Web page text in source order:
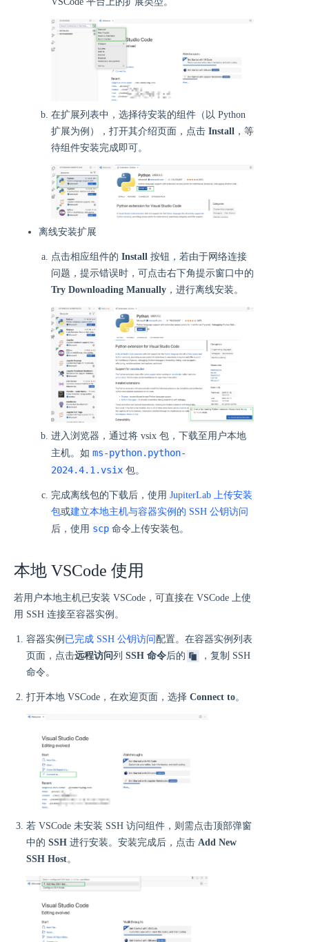
在扩展列表中，选择待安装的组件（以 Python
扩展为例），打开其介绍页面，点击 Install ，等
待组件安装完成即可。
离线安装扩展
点击相应组件的 Install 按钮，若由于网络连接
问题，提示错误时，可点击右下角提示窗口中的
Try Downloading Manually ，进行离线安装。
进入浏览器，通过将 vsix 包，下载至用户本地
主机。如 ms-python.python-
2024.4.1.vsix 包。
完成离线包的下载后，使用 JupiterLab 上传安装
包或建立本地主机与容器实例的 SSH 公钥访问
后，使用 scp 命令上传安装包。
本地 VSCode 使用
若用户本地主机已安装 VSCode，可直接在 VSCode 上使
用 SSH 连接至容器实例。
容器实例 已完成 SSH 公钥访问配置。在容器实例列表
页面，点击远程访问列 SSH 命令后的
，复制 SSH
命令。
打开本地 VSCode，在欢迎页面，选择 Connect to。
若 VSCode 未安装 SSH 访问组件，则需点击顶部弹窗
中的 SSH 进行安装。安装完成后，点击 Add New
SSH Host。